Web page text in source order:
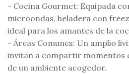
- Cocina Gourmet: Equipada
microondas, heladera con
ideal para los amantes de la
- Áreas Comunes: Un amplio
invitan a compartir momentos
de un ambiente acogedor.